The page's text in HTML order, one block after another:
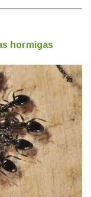
hormigas